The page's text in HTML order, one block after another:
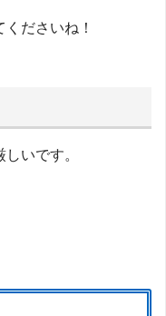
ださいね！
いです。